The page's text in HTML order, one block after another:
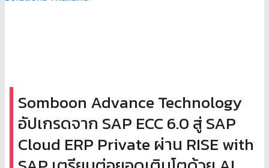
Somboon Advance Technology
อัปเกรดจาก SAP ECC 6.0 สู่ SAP
Cloud ERP Private ผ่าน RISE with